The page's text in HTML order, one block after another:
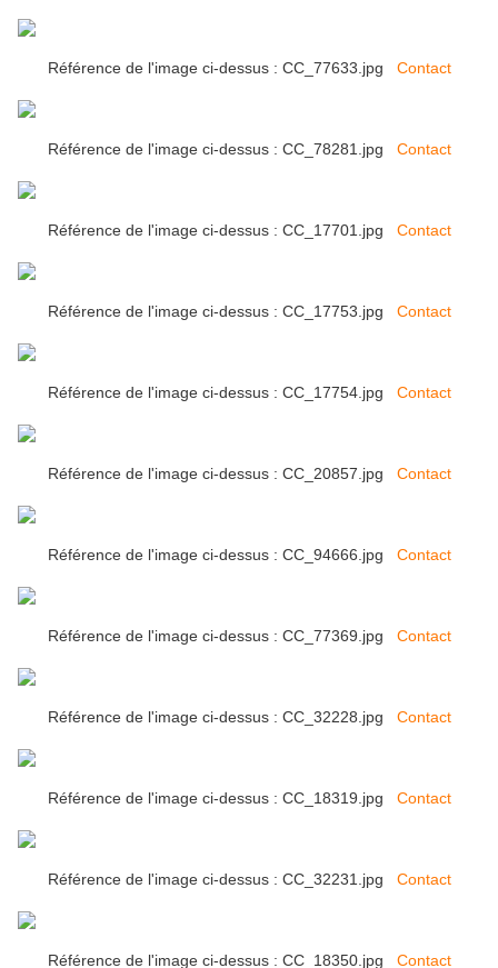
Référence de l'image ci-dessus : CC_77633.jpg Contact
Référence de l'image ci-dessus : CC_78281.jpg Contact
Référence de l'image ci-dessus : CC_17701.jpg Contact
Référence de l'image ci-dessus : CC_17753.jpg Contact
Référence de l'image ci-dessus : CC_17754.jpg Contact
Référence de l'image ci-dessus : CC_20857.jpg Contact
Référence de l'image ci-dessus : CC_94666.jpg Contact
Référence de l'image ci-dessus : CC_77369.jpg Contact
Référence de l'image ci-dessus : CC_32228.jpg Contact
Référence de l'image ci-dessus : CC_18319.jpg Contact
Référence de l'image ci-dessus : CC_32231.jpg Contact
Référence de l'image ci-dessus : CC_18350.jpg Contact